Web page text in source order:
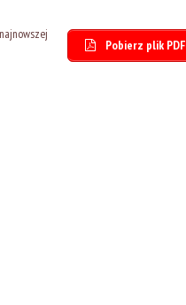
Pobierz plik PDF